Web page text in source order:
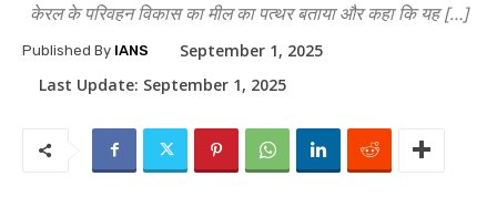
केरल के परिवहन विकास का मील का पत्थर बताया और कहा कि यह […]
Published By IANS
September 1, 2025
Last Update: September 1, 2025